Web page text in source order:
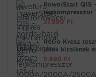
PowerStart Q15
37.990 Ft
Retro Kresz
játék kicsiknek
5.890 Ft